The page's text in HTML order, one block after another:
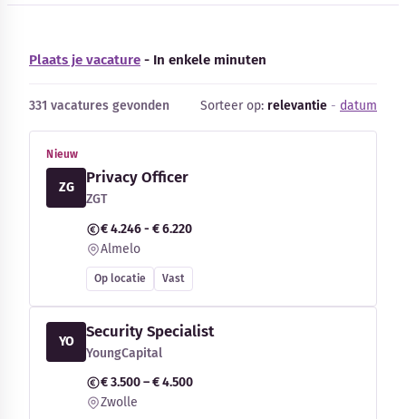
Plaats je vacature - In enkele minuten
331 vacatures gevonden Sorteer op: relevantie - datum
Nieuw
ZG
Privacy Officer
ZGT
€ 4.246 - € 6.220
Almelo
Op locatie Vast
YO
Security Specialist
YoungCapital
€ 3.500 – € 4.500
Zwolle